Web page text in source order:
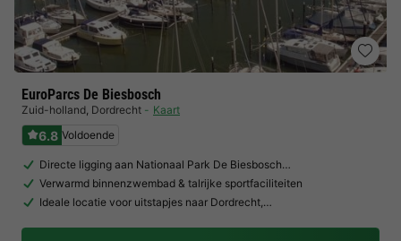
EuroParcs De Biesbosch
Zuid-holland, Dordrecht Kaart
6.8 Voldoende
Directe ligging aan Nationaal Park De Biesbosch…
Verwarmd binnenzwembad & talrijke sportfaciliteiten
Ideale locatie voor uitstapjes naar Dordrecht,…